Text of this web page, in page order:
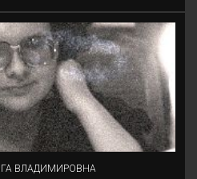
ВЛАДИМИРОВНА